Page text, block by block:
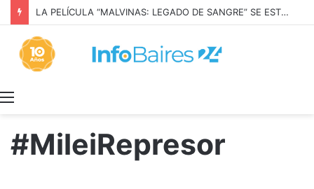
LA PELÍCULA “MALVINAS: LEGADO DE SANGRE” SE ESTRENARÁ EN PRIME VIDEO
#MileiRepresor